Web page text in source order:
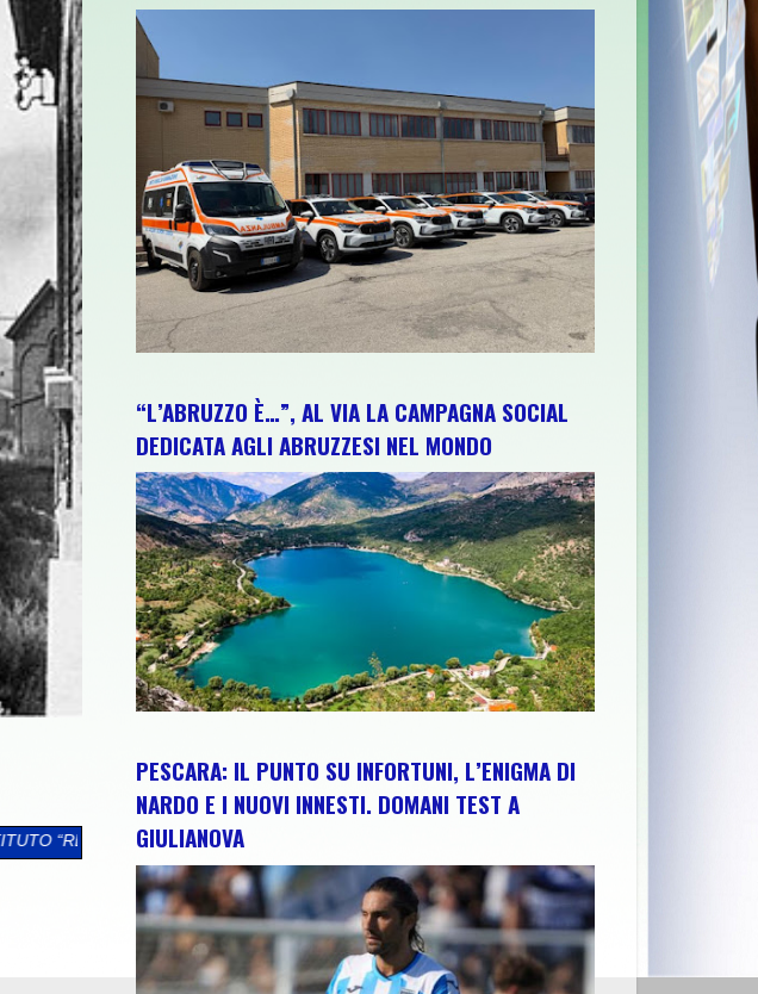
SODDISFAZIONE DELL’ AMMINISTRAZIONE
“L’ABRUZZO È…”, AL VIA LA CAMPAGNA SOCIAL
DEDICATA AGLI ABRUZZESI NEL MONDO
PESCARA: IL PUNTO SU INFORTUNI, L’ENIGMA DI
NARDO E I NUOVI INNESTI. DOMANI TEST A
GIULIANOVA